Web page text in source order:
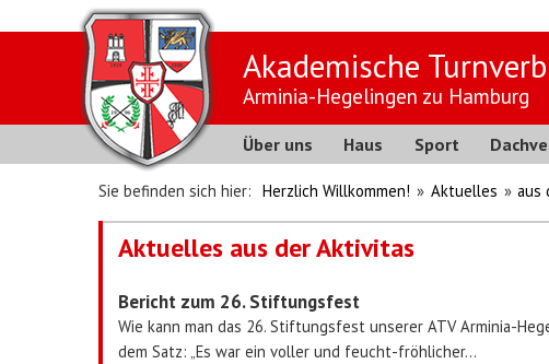
Akademische
Arminia-Hegelingen zu Hamburg
Über uns Haus Sport
Sie befinden sich hier: Herzlich Willkommen! » Aktuelles » aus
Aktuelles aus der Aktivitas
Bericht zum 26. Stiftungsfest
Wie kann man das 26. Stiftungsfest unserer ATV Arminia-
dem Satz: „Es war ein voller und feucht-fröhlicher...